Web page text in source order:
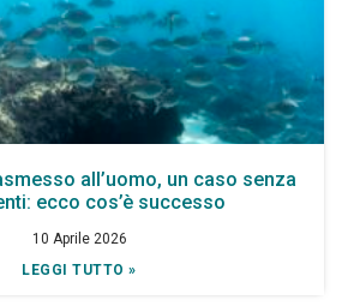
all’uomo, un caso senza
ecco cos’è successo
10 Aprile 2026
LEGGI TUTTO »